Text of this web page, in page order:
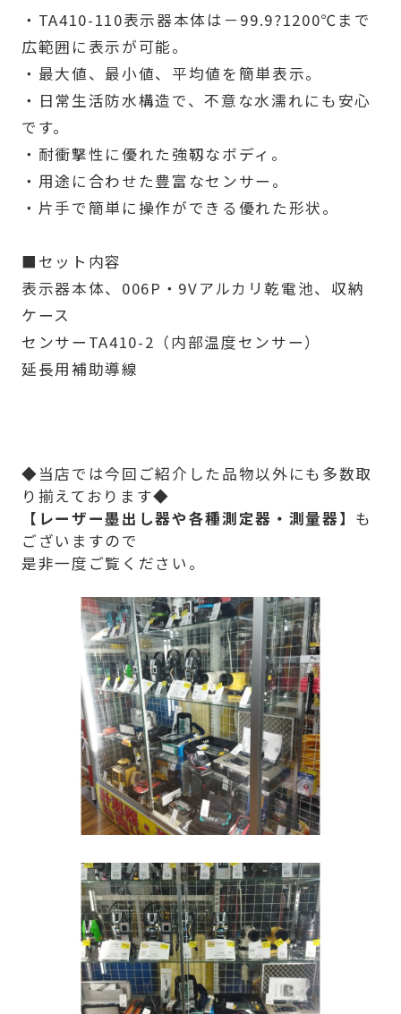
・TA410-110表示器本体は－99.9?1200℃まで
広範囲に表示が可能。
・最大値、最小値、平均値を簡単表示。
・日常生活防水構造で、不意な水濡れにも安心
です。
・耐衝撃性に優れた強靱なボディ。
・用途に合わせた豊富なセンサー。
・片手で簡単に操作ができる優れた形状。
■セット内容
表示器本体、006P・9Vアルカリ乾電池、収納
ケース
センサーTA410-2（内部温度センサー）
延長用補助導線
◆当店では今回ご紹介した品物以外にも多数取
り揃えております◆
【レーザー墨出し器や各種測定器・測量器】 も
ございますので
是非一度ご覧ください。